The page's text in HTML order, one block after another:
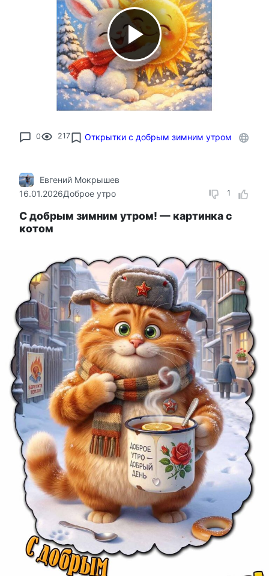
0 217 Открытки с добрым зимним утром
1
Евгений Мокрышев
16.01.2026Доброе утро
С добрым зимним утром! — картинка с
котом